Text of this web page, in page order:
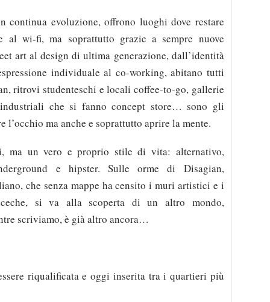
continua evoluzione, offrono luoghi dove restare
al wi-fi, ma soprattutto grazie a sempre nuove
art al design di ultima generazione, dall’identità
individuale al co-working, abitano tutti
ritrovi studenteschi e locali coffee-to-go, gallerie
che si fanno concept store… sono gli
ma anche e soprattutto aprire la mente.
ma un vero e proprio stile di vita: alternativo,
e hipster. Sulle orme di Disagian,
che senza mappe ha censito i muri artistici e i
si va alla scoperta di un altro mondo,
scriviamo, è già altro ancora…
riqualificata e oggi inserita tra i quartieri più